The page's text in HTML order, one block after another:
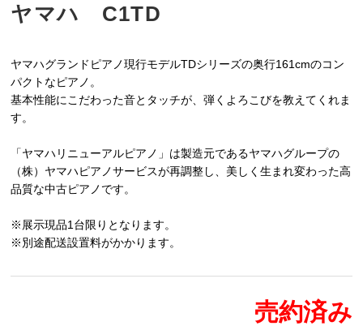
ヤマハ C1TD
ヤマハグランドピアノ現行モデルTDシリーズの奥行161cmのコン
パクトなピアノ。
基本性能にこだわった音とタッチが、弾くよろこびを教えてくれま
す。
「ヤマハリニューアルピアノ」は製造元であるヤマハグループの
（株）ヤマハピアノサービスが再調整し、美しく生まれ変わった高
品質な中古ピアノです。
※展示現品1台限りとなります。
※別途配送設置料がかかります。
売約済み